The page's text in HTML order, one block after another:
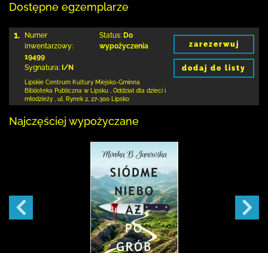
Dostępne egzemplarze
1.
Numer
inwentarzowy:
19499
Sygnatura: I/N
Status: Do
wypożyczenia
Lipskie Centrum Kultury Miejsko-Gminna
Biblioteka Publiczna w Lipsku
Oddział dla dzieci i
młodzieży , ul. Rynek 2 27-300 Lipsko
zarezerwuj
dodaj do listy
Najczęściej wypożyczane